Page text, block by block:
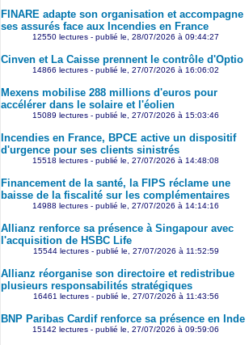
FINARE adapte son organisation et accompagne
ses assurés face aux Incendies en France
12550 lectures - publié le, 28/07/2026 à 09:44:27
Cinven et La Caisse prennent le contrôle d'Optio
14866 lectures - publié le, 27/07/2026 à 16:06:02
Mexens mobilise 288 millions d'euros pour
accélérer dans le solaire et l'éolien
15089 lectures - publié le, 27/07/2026 à 15:03:46
Incendies en France, BPCE active un dispositif
d'urgence pour ses clients sinistrés
15518 lectures - publié le, 27/07/2026 à 14:48:08
Financement de la santé, la FIPS réclame une
baisse de la fiscalité sur les complémentaires
14988 lectures - publié le, 27/07/2026 à 14:14:16
Allianz renforce sa présence à Singapour avec
l'acquisition de HSBC Life
15544 lectures - publié le, 27/07/2026 à 11:52:59
Allianz réorganise son directoire et redistribue
plusieurs responsabilités stratégiques
16461 lectures - publié le, 27/07/2026 à 11:43:56
BNP Paribas Cardif renforce sa présence en Inde
15142 lectures - publié le, 27/07/2026 à 09:59:06